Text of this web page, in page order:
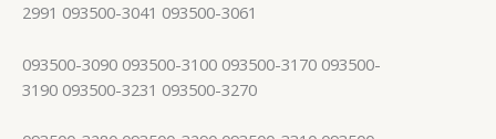
2991 093500-3041 093500-3061
093500-3090 093500-3100 093500-3170 093500-
3190 093500-3231 093500-3270